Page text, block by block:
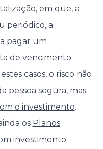
, em que, a
periódico, a
pagar um
de vencimento
casos, o risco não
pessoa segura, mas
o investimento.
os Planos
investimento